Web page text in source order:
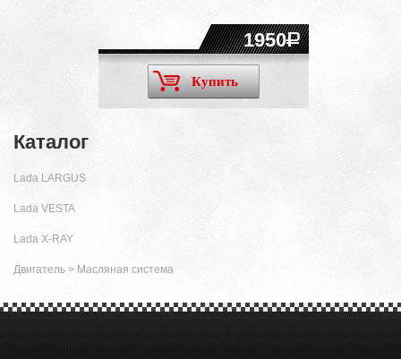
1950
Купить
Каталог
Lada LARGUS
Lada VESTA
Lada X-RAY
Двигатель > Масляная система